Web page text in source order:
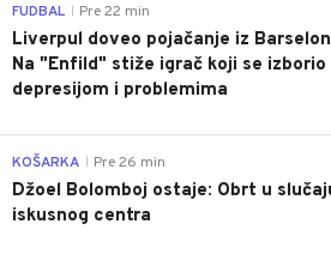
FUDBAL Pre 22 min
Liverpul doveo pojačanje iz
Na "Enfild" stiže igrač koji se izborio
depresijom i problemima
KOŠARKA Pre 26 min
Džoel Bolomboj ostaje: Obrt u
iskusnog centra